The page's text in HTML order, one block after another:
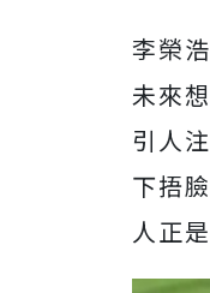
李榮
未來
引人
下捂
人正